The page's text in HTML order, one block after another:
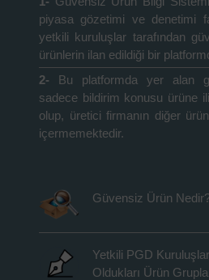
piyasa gözetimi ve denetimi
yetkili kuruluşlar tarafından
ürünlerin ilan edildiği bir
2-
Bu platformda yer alan
sadece bildirim konusu ürüne
olup, üretici firmanın diğer
içermemektedir.
Güvensiz Ürün
Yetkili PGD
Oldukları Ürün